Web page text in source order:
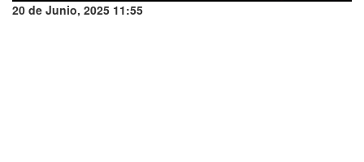
20 de Junio, 2025 11:55